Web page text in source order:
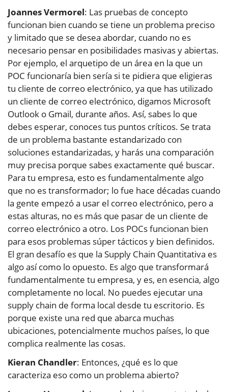
Joannes Vermorel: Las pruebas de concepto
funcionan bien cuando se tiene un problema preciso
y limitado que se desea abordar, cuando no es
necesario pensar en posibilidades masivas y abiertas.
Por ejemplo, el arquetipo de un área en la que un
POC funcionaría bien sería si te pidiera que eligieras
tu cliente de correo electrónico, ya que has utilizado
un cliente de correo electrónico, digamos Microsoft
Outlook o Gmail, durante años. Así, sabes lo que
debes esperar, conoces tus puntos críticos. Se trata
de un problema bastante estandarizado con
soluciones estandarizadas, y harás una comparación
muy precisa porque sabes exactamente qué buscar.
Para tu empresa, esto es fundamentalmente algo
que no es transformador; lo fue hace décadas cuando
la gente empezó a usar el correo electrónico, pero a
estas alturas, no es más que pasar de un cliente de
correo electrónico a otro. Los POCs funcionan bien
para esos problemas súper tácticos y bien definidos.
El gran desafío es que la Supply Chain Quantitativa es
algo así como lo opuesto. Es algo que transformará
fundamentalmente tu empresa, y es, en esencia, algo
completamente no local. No puedes ejecutar una
supply chain de forma local desde tu escritorio. Es
porque existe una red que abarca muchas
ubicaciones, potencialmente muchos países, lo que
complica realmente las cosas.
Kieran Chandler: Entonces, ¿qué es lo que
caracteriza eso como un problema abierto?